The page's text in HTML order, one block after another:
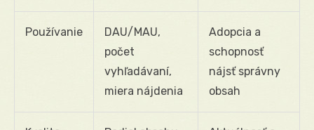
Používanie
DAU/MAU,
počet
vyhľadávaní,
miera nájdenia
Adopcia a
schopnosť
nájsť správny
obsah